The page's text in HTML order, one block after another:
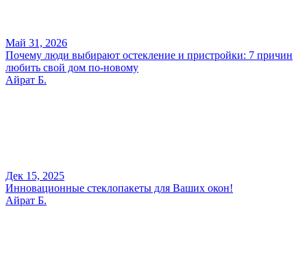
Май 31, 2026
Почему люди выбирают остекление и пристройки: 7 причин
любить свой дом по-новому
Айрат Б.
Дек 15, 2025
Инновационные стеклопакеты для Ваших окон!
Айрат Б.